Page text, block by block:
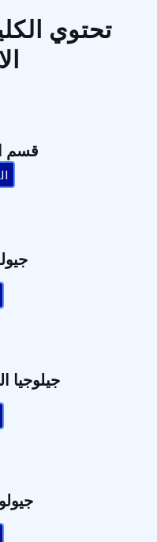
تحتوي
قسم
جيلوجيا